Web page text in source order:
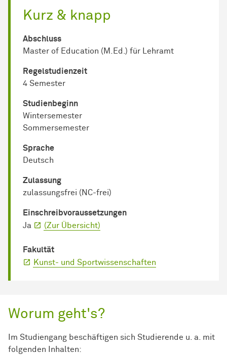
Kurz & knapp
Abschluss
Master of Education (M.Ed.) für Lehramt
Regel­studienzeit
4 Semester
Studienbeginn
Wintersemester
Sommersemester
Sprache
Deutsch
Zulassung
zulassungsfrei (NC-frei)
Einschreib­voraussetzungen
Ja
(Zur Übersicht)
Fakultät
Kunst- und Sportwissenschaften
Worum geht's?
Im Studiengang beschäftigen sich Studierende u. a. mit
folgenden Inhalten: